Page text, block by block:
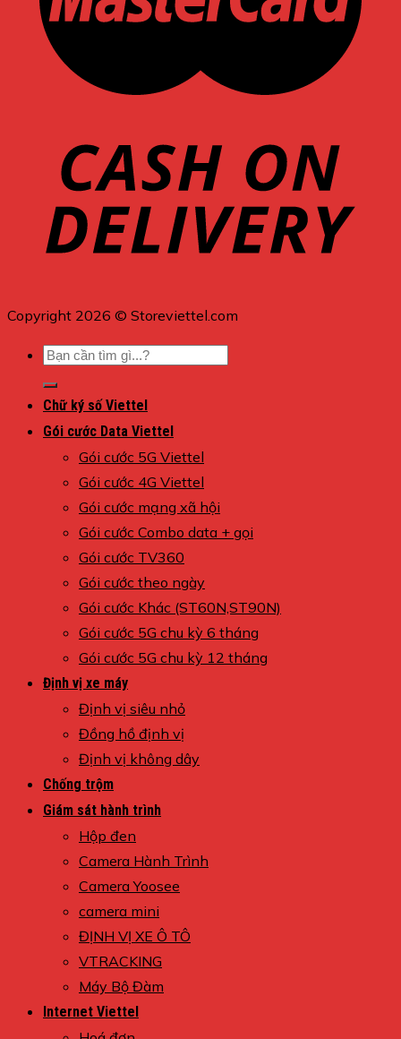
Copyright 2026 © Storeviettel.com
Tìm
kiếm:
Chữ ký số Viettel
Gói cước Data Viettel
Gói cước 5G Viettel
Gói cước 4G Viettel
Gói cước mạng xã hội
Gói cước Combo data + gọi
Gói cước TV360
Gói cước theo ngày
Gói cước Khác (ST60N,ST90N)
Gói cước 5G chu kỳ 6 tháng
Gói cước 5G chu kỳ 12 tháng
Định vị xe máy
Định vị siêu nhỏ
Đồng hồ định vị
Định vị không dây
Chống trộm
Giám sát hành trình
Hộp đen
Camera Hành Trình
Camera Yoosee
camera mini
ĐỊNH VỊ XE Ô TÔ
VTRACKING
Máy Bộ Đàm
Internet Viettel